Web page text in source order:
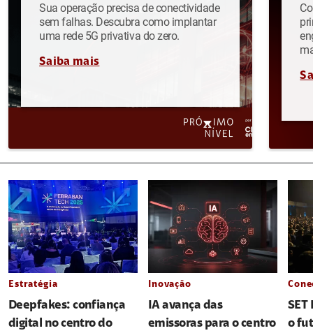
Sua operação precisa de conectividade
sem falhas. Descubra como implantar
uma rede 5G privativa do zero.
Saiba mais
Estratégia
Deepfakes: confiança
digital no centro do
Inovação
IA avança das
emissoras para o centro
SET
o